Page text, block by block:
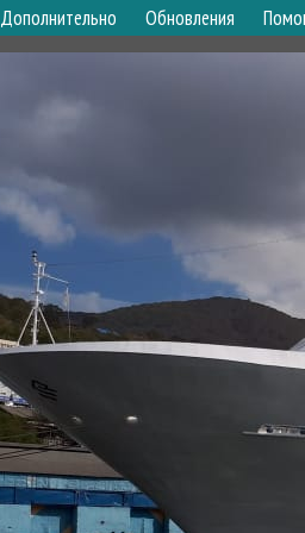
Дополнительно Обновления